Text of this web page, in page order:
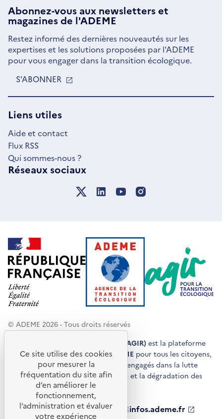
Abonnez-vous aux newsletterset
magazines de l'ADEME
Restez informé des dernières nouveautés sur les
expertises et les solutions proposées par l'ADEME
pour vous engager dans la transition écologique.
S'ABONNER
UNE
Liens utiles
Aide et contact
Flux RSS
Qui sommes-nous ?
Réseaux sociaux
© ADEME 2026 - Tous droits réservés
Agir pour la transition écologique (AGIR) est la plateforme
de conseils et de services de l'ADEME pour tous les citoyens,
acteurs économiques et territoires engagés dans la lutte
contre le réchauffement climatique et la dégradation des
ressources.
ademe.fr
S'ouvre librairie.ademe.fr
S'ouvre
dans
infos.ademe.fr
S'ouvre
Ce site utilise des cookies
pour mesurer la
fréquentation du site afin
d’en améliorer le
fonctionnement,
l’administration et évaluer
votre expérience